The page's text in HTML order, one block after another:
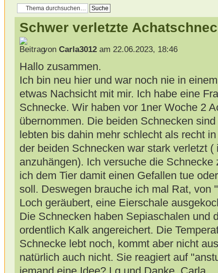
Schwer verletzte
von Carla3012am 22.06.2023, 18:46
Hallo zusammen.
Ich bin neu hier und war noch nie in
etwas Nachsicht mit mir. Ich habe eine
Schnecke. Wir haben vor 1ner Woche 2
übernommen. Die beiden Schnecken
lebten bis dahin mehr schlecht als recht
der beiden Schnecken war stark verletzt
anzuhängen). Ich versuche die
ich dem Tier damit einen Gefallen tue
soll. Deswegen brauche ich mal Rat, von
Loch geräubert, eine Eierschale
Die Schnecken haben Sepiaschalen und
ordentlich Kalk angereichert. Die
Schnecke lebt noch, kommt aber nicht
natürlich auch nicht. Sie reagiert auf